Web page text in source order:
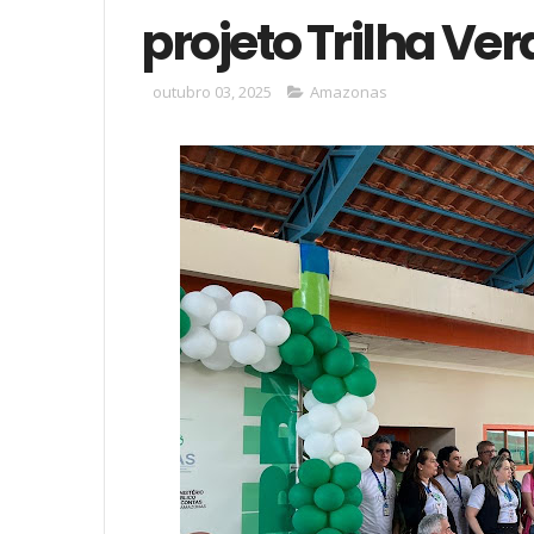
projeto Trilha
outubro 03, 2025 Amazonas